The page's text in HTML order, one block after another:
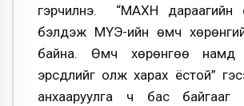
гэрчилнэ. “МАХН дараагийн
бэлдэж МҮЭ-ийн өмч
байна. Өмч хөрөнгөө намд
эрсдлийг олж харах ёстой”
анхааруулга ч бас байгааг